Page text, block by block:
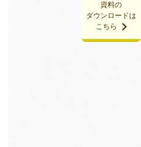
資料の
ダウンロードは
こちら